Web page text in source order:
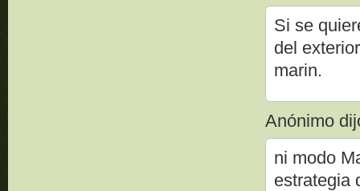
Si se
del
marin.
Anónimo
ni modo
estrategia